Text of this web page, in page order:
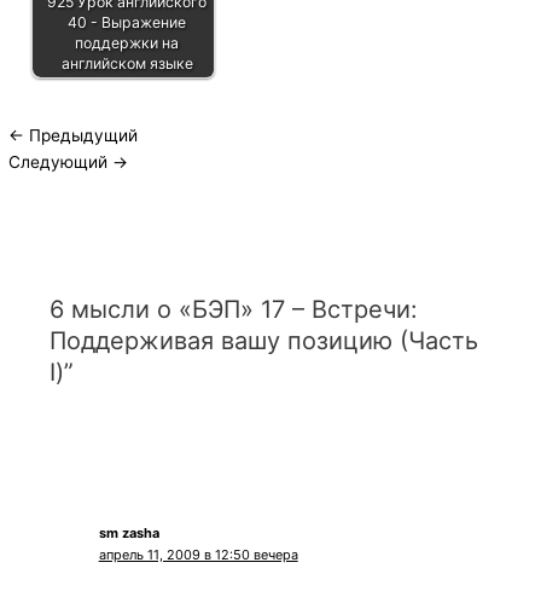
40 - Выражение
поддержки на
английском языке
← Предыдущий
Следующий →
6 мысли о «БЭП» 17 – Встречи:
Поддерживая вашу позицию (Часть
I)”
sm zasha
апрель 11, 2009 в 12:50 вечера